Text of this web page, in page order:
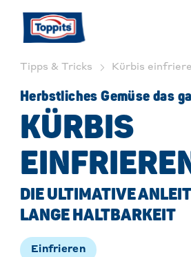
Tipps & Tricks Kürbis
Herbstliches Gemüse das
KÜRBIS
DIE ULTIMATIVE
LANGE HALTBARKEIT
Einfrieren